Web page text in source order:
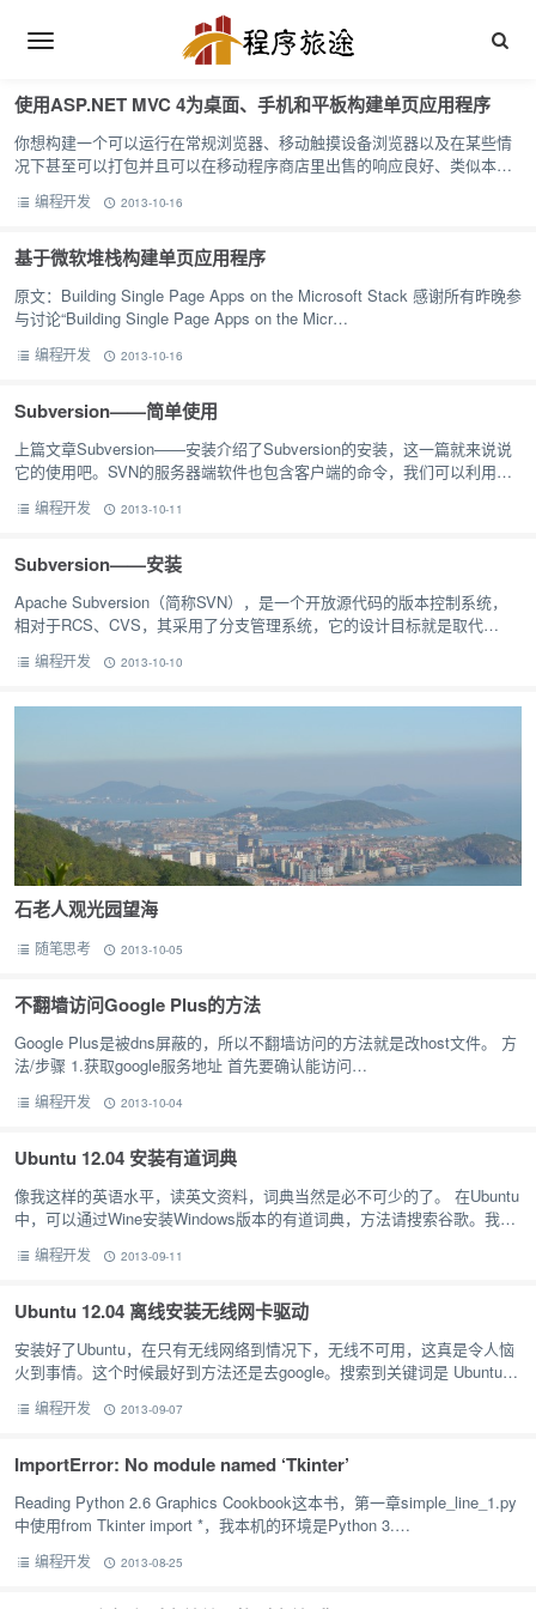
使用ASP.NET MVC 4为桌面、手机和平板构建单页应用程序
你想构建一个可以运行在常规浏览器、移动触摸设备浏览器以及在某些情
况下甚至可以打包并且可以在移动程序商店里出售的响应良好、类似本地
编程开发 2013-10-16
基于微软堆栈构建单页应用程序
原文：Building Single Page Apps on the Microsoft Stack 感谢所有昨晚参
与讨论“Building Single Page Apps on the Micr…
编程开发 2013-10-16
Subversion——简单使用
上篇文章Subversion——安装介绍了Subversion的安装，这一篇就来说说
它的使用吧。SVN的服务器端软件也包含客户端的命令，我们可以利用直
编程开发 2013-10-11
Subversion——安装
Apache Subversion（简称SVN），是一个开放源代码的版本控制系统，
相对于RCS、CVS，其采用了分支管理系统，它的设计目标就是取代
编程开发 2013-10-10
石老人观光园望海
随笔思考 2013-10-05
不翻墙访问Google Plus的方法
Google Plus是被dns屏蔽的，所以不翻墙访问的方法就是改host文件。 方
法/步骤 1.获取google服务地址 首先要确认能访问
编程开发 2013-10-04
Ubuntu 12.04 安装有道词典
像我这样的英语水平，读英文资料，词典当然是必不可少的了。 在Ubuntu
中，可以通过Wine安装Windows版本的有道词典，方法请搜索谷歌。我这
编程开发 2013-09-11
Ubuntu 12.04 离线安装无线网卡驱动
安装好了Ubuntu，在只有无线网络到情况下，无线不可用，这真是令人恼
火到事情。这个时候最好到方法还是去google。搜索到关键词是 Ubuntu
编程开发 2013-09-07
ImportError: No module named ‘Tkinter’
Reading Python 2.6 Graphics Cookbook这本书，第一章simple_line_1.py
中使用from Tkinter import *，我本机的环境是Python 3.…
编程开发 2013-08-25